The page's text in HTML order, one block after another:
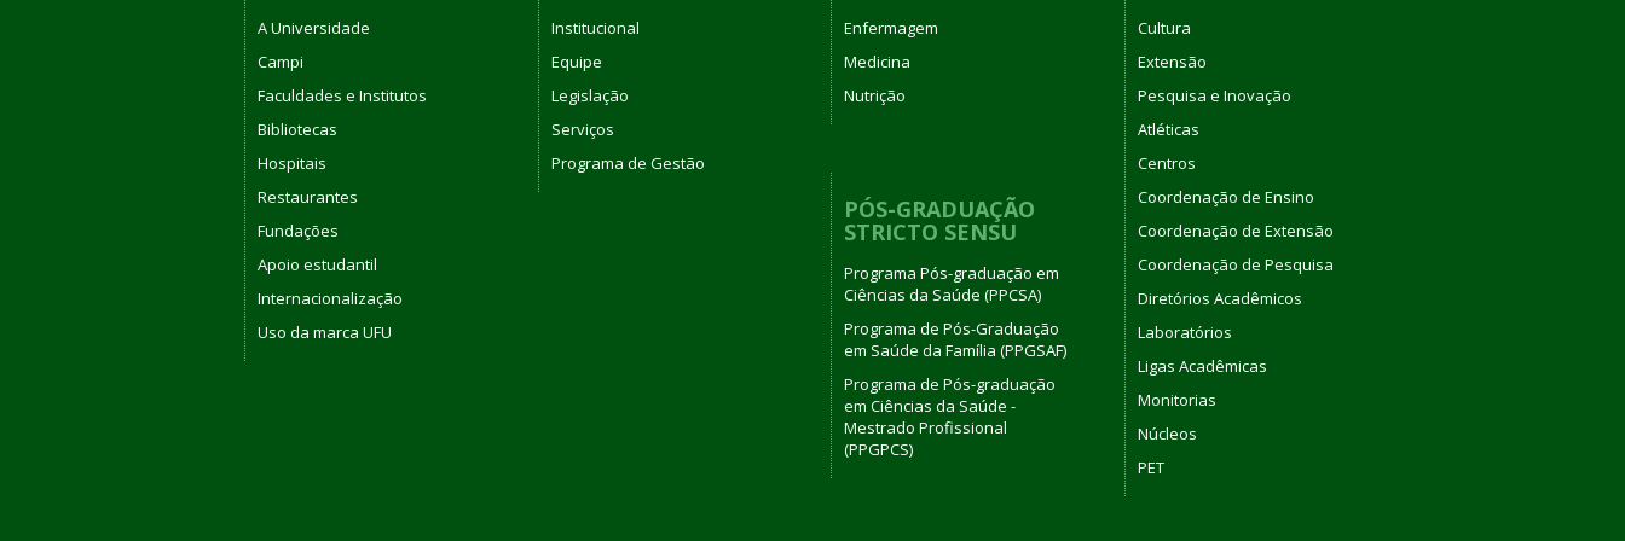
A Universidade
Campi
Faculdades e Institutos
Bibliotecas
Hospitais
Restaurantes
Fundações
Apoio estudantil
Internacionalização
Uso da marca UFU
Institucional
Equipe
Legislação
Serviços
Programa de Gestão
Enfermagem
Medicina
Nutrição
PÓS-GRADUAÇÃO
STRICTO SENSU
Programa Pós-graduação em
Ciências da Saúde (PPCSA)
Programa de Pós-Graduação
em Saúde da Família (PPGSAF)
Programa de Pós-graduação
em Ciências da Saúde -
Mestrado Profissional
(PPGPCS)
Cultura
Extensão
Pesquisa e Inovação
Atléticas
Centros
Coordenação de Ensino
Coordenação de Extensão
Coordenação de Pesquisa
Diretórios Acadêmicos
Laboratórios
Ligas Acadêmicas
Monitorias
Núcleos
PET